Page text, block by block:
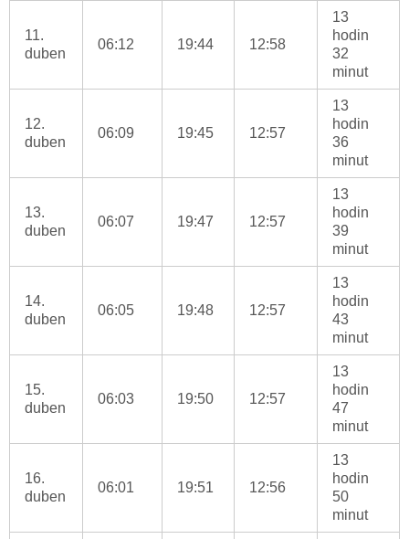
11.
duben
06:12 19:44 12:58
13
hodin
32
minut
12.
duben
06:09 19:45 12:57
13
hodin
36
minut
13.
duben
06:07 19:47 12:57
13
hodin
39
minut
14.
duben
06:05 19:48 12:57
13
hodin
43
minut
15.
duben
06:03 19:50 12:57
13
hodin
47
minut
16.
duben
06:01 19:51 12:56
13
hodin
50
minut